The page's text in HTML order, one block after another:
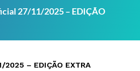
27/11/2025 – EDIÇÃO
– EDIÇÃO EXTRA